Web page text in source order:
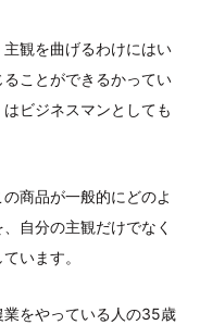
観を曲げるわけにはい
ことができるかってい
ビジネスマンとしても
商品が一般的にどのよ
自分の主観だけでなく
います。
をやっている人の35歳